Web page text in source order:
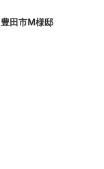
豊田市M様邸